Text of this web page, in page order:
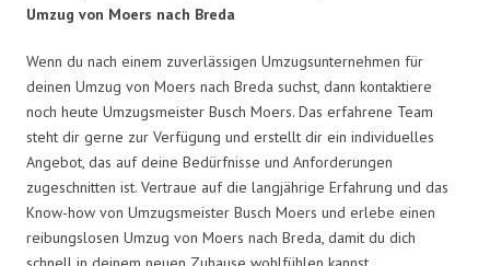
Umzug von Moers nach Breda
Wenn du nach einem zuverlässigen Umzugsunternehmen für
deinen Umzug von Moers nach Breda suchst, dann kontaktiere
noch heute Umzugsmeister Busch Moers. Das erfahrene Team
steht dir gerne zur Verfügung und erstellt dir ein individuelles
Angebot, das auf deine Bedürfnisse und Anforderungen
zugeschnitten ist. Vertraue auf die langjährige Erfahrung und das
Know-how von Umzugsmeister Busch Moers und erlebe einen
reibungslosen Umzug von Moers nach Breda, damit du dich